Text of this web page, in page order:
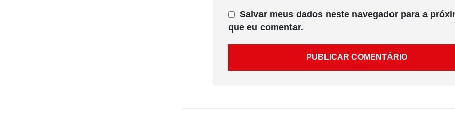
Salvar meus dados neste navegador para a
que eu comentar.